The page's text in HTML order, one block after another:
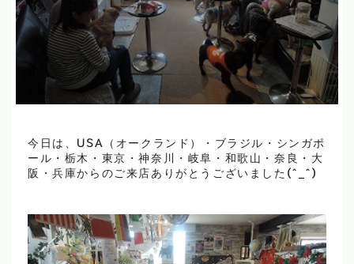
今日は、USA（オークランド）・ブラジル・シンガポ
ール・栃木・東京・神奈川・岐阜・和歌山・奈良・大
阪・兵庫からのご来店ありがとうございました(^_^)